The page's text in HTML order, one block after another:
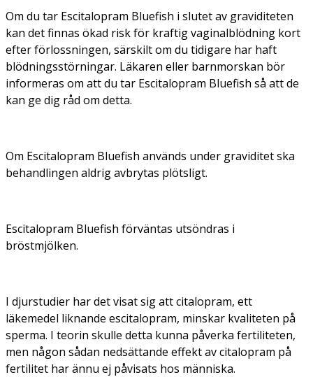
Om du tar Escitalopram Bluefish i slutet av graviditeten
kan det finnas ökad risk för kraftig vaginalblödning kort
efter förlossningen, särskilt om du tidigare har haft
blödningsstörningar. Läkaren eller barnmorskan bör
informeras om att du tar Escitalopram Bluefish så att de
kan ge dig råd om detta.
Om Escitalopram Bluefish används under graviditet ska
behandlingen aldrig avbrytas plötsligt.
Escitalopram Bluefish förväntas utsöndras i
bröstmjölken.
I djurstudier har det visat sig att citalopram, ett
läkemedel liknande escitalopram, minskar kvaliteten på
sperma. I teorin skulle detta kunna påverka fertiliteten,
men någon sådan nedsättande effekt av citalopram på
fertilitet har ännu ej påvisats hos människa.